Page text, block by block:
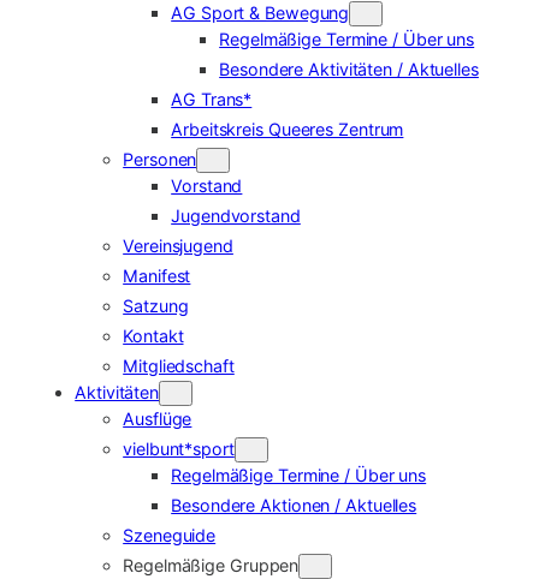
AG Sport & Bewegung
Regelmäßige Termine / Über uns
Besondere Aktivitäten / Aktuelles
AG Trans*
Arbeitskreis Queeres Zentrum
Personen
Vorstand
Jugendvorstand
Vereinsjugend
Manifest
Satzung
Kontakt
Mitgliedschaft
Aktivitäten
Ausflüge
vielbunt*sport
Regelmäßige Termine / Über uns
Besondere Aktionen / Aktuelles
Szeneguide
Regelmäßige Gruppen